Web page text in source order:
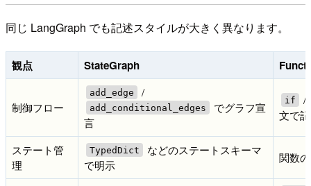
同じ LangGraph でも記述スタイルが大きく異なります。
観点 StateGraph
制御フロー
add_edge /
add_conditional_edges
でグラフ宣
言
if
/
文で
ステート管
理
TypedDict
などのステートスキーマ
で明示
関数